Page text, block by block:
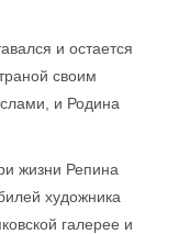
и остается
своим
и Родина
жизни Репина
художника
галерее и